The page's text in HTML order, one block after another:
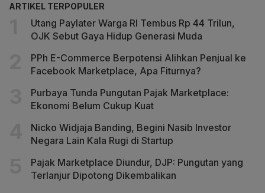
ARTIKEL TERPOPULER
Utang Paylater Warga RI Tembus Rp 44 Trilun,
OJK Sebut Gaya Hidup Generasi Muda
PPh E-Commerce Berpotensi Alihkan Penjual ke
Facebook Marketplace, Apa Fiturnya?
Purbaya Tunda Pungutan Pajak Marketplace:
Ekonomi Belum Cukup Kuat
Nicko Widjaja Banding, Begini Nasib Investor
Negara Lain Kala Rugi di Startup
Pajak Marketplace Diundur, DJP: Pungutan yang
Terlanjur Dipotong Dikembalikan